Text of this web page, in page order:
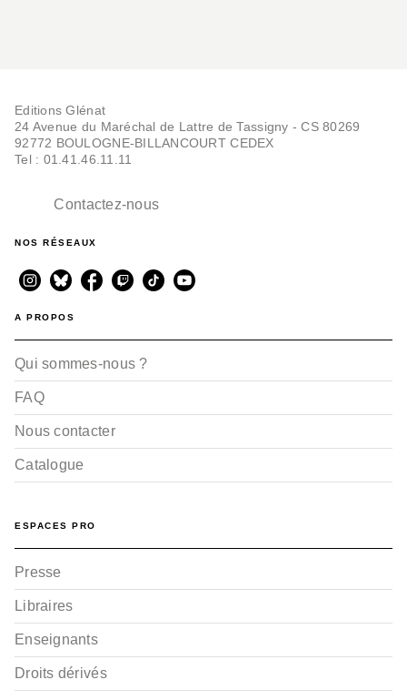
Editions Glénat
24 Avenue du Maréchal de Lattre de Tassigny - CS 80269
92772 BOULOGNE-BILLANCOURT CEDEX
Tel : 01.41.46.11.11
Contactez-nous
NOS RÉSEAUX
A PROPOS
Qui sommes-nous ?
FAQ
Nous contacter
Catalogue
ESPACES PRO
Presse
Libraires
Enseignants
Droits dérivés